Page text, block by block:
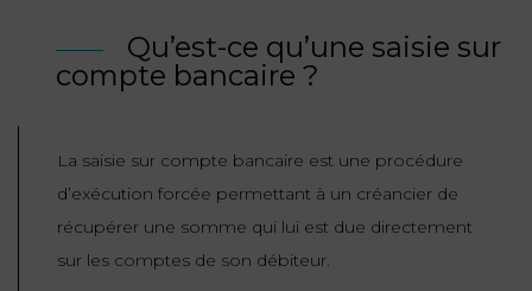
INDEMNITÉ DE
LICENCIEMENT
ALIMENTAIRE
PRESTATION
COMPENSATOIRE
INTELLECTUELLE
DISTRIBUTION
EN
DIFFICULTÉ
PERSONNES
PUBLIQUES
Qu’est-ce qu’une saisie sur
compte bancaire ?
La saisie sur compte bancaire est une procédure
d’exécution forcée permettant à un créancier de
récupérer une somme qui lui est due directement
sur les comptes de son débiteur.